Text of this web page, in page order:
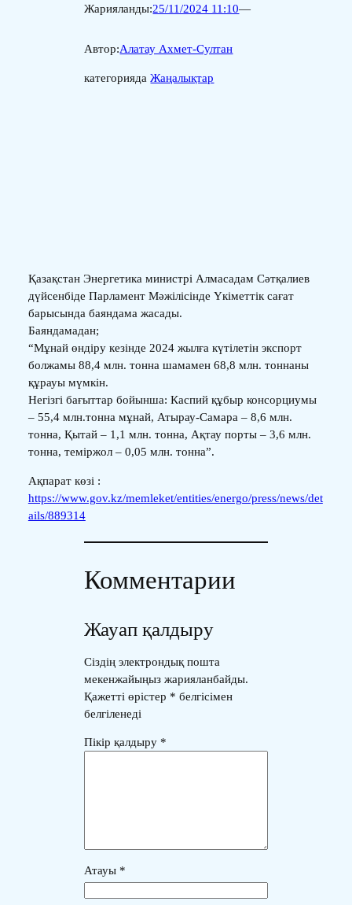
Жарияланды:25/11/2024 11:10—
Автор:Алатау Ахмет-Султан
категориядаЖаңалықтар
Қазақстан Энергетика министрі Алмасадам Сәтқалиев
дүйсенбіде Парламент Мәжілісінде Үкіметтік сағат
барысында баяндама жасады.
Баяндамадан;
“Мұнай өндіру кезінде 2024 жылға күтілетін экспорт
болжамы 88,4 млн. тонна шамамен 68,8 млн. тоннаны
құрауы мүмкін.
Негізгі бағыттар бойынша: Каспий құбыр консорциумы
– 55,4 млн.тонна мұнай, Атырау-Самара – 8,6 млн.
тонна, Қытай – 1,1 млн. тонна, Ақтау порты – 3,6 млн.
тонна, теміржол – 0,05 млн. тонна”.
Ақпарат көзі :
https://www.gov.kz/memleket/entities/energo/press/news/det
ails/889314
Комментарии
Жауап қалдыру
Сіздің электрондық пошта
мекенжайыңыз жарияланбайды.
Қажетті өрістер * белгісімен
белгіленеді
Пікір қалдыру *
Атауы *